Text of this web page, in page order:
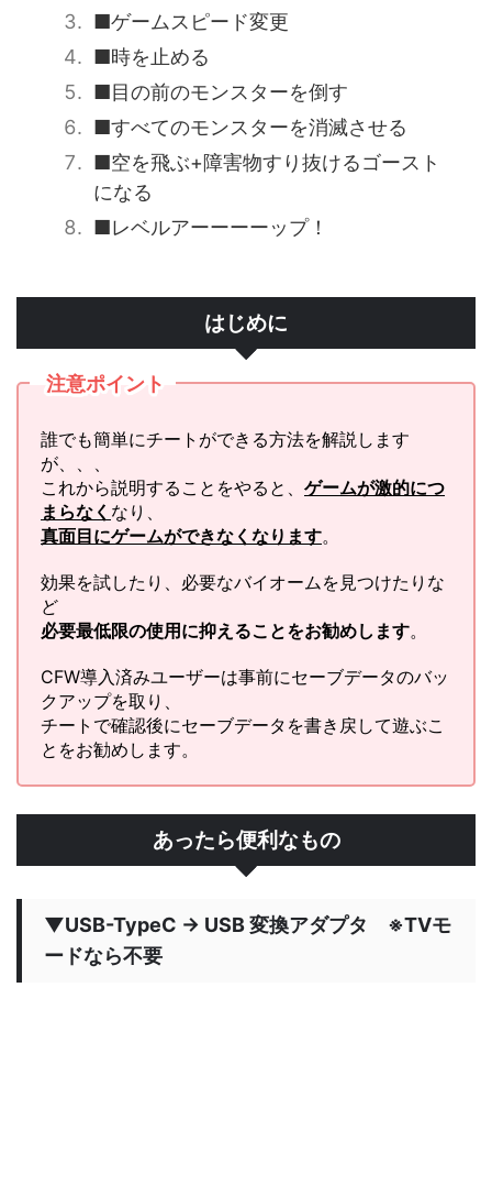
■ゲームスピード変更
■時を止める
■目の前のモンスターを倒す
■すべてのモンスターを消滅させる
■空を飛ぶ+障害物すり抜けるゴースト
になる
■レベルアーーーーップ！
はじめに
注意ポイント
誰でも簡単にチートができる方法を解説します
が、、、
これから説明することをやると、 ゲームが激的につ
まらなく なり、
真面目にゲームができなくなります。
効果を試したり、必要なバイオームを見つけたりな
ど
必要最低限の使用に抑えることをお勧めします。
CFW導入済みユーザーは事前にセーブデータのバッ
クアップを取り、
チートで確認後にセーブデータを書き戻して遊ぶこ
とをお勧めします。
あったら便利なもの
▼USB-TypeC → USB 変換アダプタ ※TVモ
ードなら不要